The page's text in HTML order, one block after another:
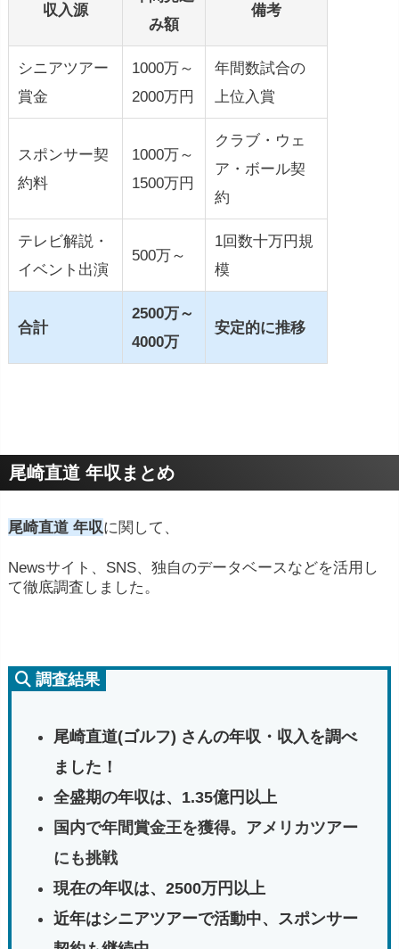
収入源
み額
備考
シニアツアー
賞金
1000万～
2000万円
年間数試合の
上位入賞
スポンサー契
約料
1000万～
1500万円
クラブ・ウェ
ア・ボール契
約
テレビ解説・
イベント出演
500万～
1回数十万円規
模
合計
2500万～
4000万
安定的に推移
尾崎直道 年収まとめ
尾崎直道 年収に関して、
Newsサイト、SNS、独自のデータベースなどを活用し
て徹底調査しました。
調査結果
尾崎直道(ゴルフ) さんの年収・収入を調べ
ました！
全盛期の年収は、1.35億円以上
国内で年間賞金王を獲得。アメリカツアー
にも挑戦
現在の年収は、2500万円以上
近年はシニアツアーで活動中、スポンサー